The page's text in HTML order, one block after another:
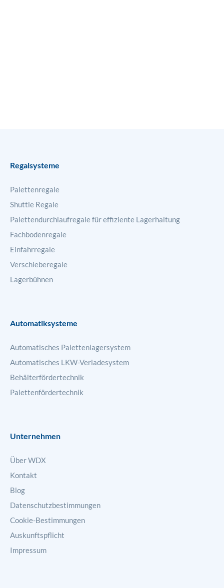
Regalsysteme
Palettenregale
Shuttle Regale
Palettendurchlaufregale für effiziente Lagerhaltung
Fachbodenregale
Einfahrregale
Verschieberegale
Lagerbühnen
Automatiksysteme
Automatisches Palettenlagersystem
Automatisches LKW-Verladesystem
Behälterfördertechnik
Palettenfördertechnik
Unternehmen
Über WDX
Kontakt
Blog
Datenschutzbestimmungen
Cookie-Bestimmungen
Auskunftspflicht
Impressum